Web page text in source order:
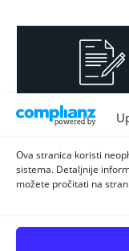
Ova stranica koristi
sistema. Detaljnije
možete pročitati na